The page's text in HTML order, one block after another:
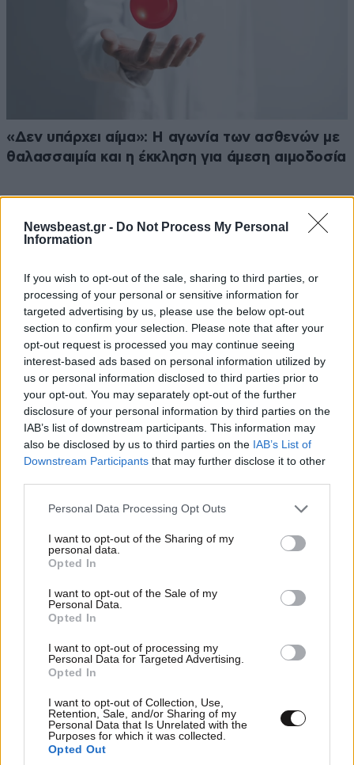
Newsbeast.gr - Do Not Process My Personal
Information
If you wish to opt-out of the sale, sharing to third parties, or
processing of your personal or sensitive information for
targeted advertising by us, please use the below opt-out
section to confirm your selection. Please note that after your
opt-out request is processed you may continue seeing
interest-based ads based on personal information utilized by
us or personal information disclosed to third parties prior to
your opt-out. You may separately opt-out of the further
disclosure of your personal information by third parties on the
IAB’s list of downstream participants. This information may
also be disclosed by us to third parties on the IAB’s List of
Downstream Participants that may further disclose it to other
Please note that this website/app uses one or more Google
not limited to your visit or usage behaviour. You may click to
grant or deny consent to Google and its third-party tags to
use your data for below specified purposes in below Google
consent section.
Personal Data Processing Opt Outs
I want to opt-out of the Sharing of my
personal data.
Opted In
I want to opt-out of the Sale of my
Personal Data.
Opted In
I want to opt-out of processing my
Personal Data for Targeted Advertising.
Opted In
I want to opt-out of Collection, Use,
Retention, Sale, and/or Sharing of my
Personal Data that Is Unrelated with the
Purposes for which it was collected.
Opted Out
«Δεν υπάρχει αίμα»: Η αγωνία των ασθενών με
θαλασσαιμία και η έκκληση για άμεση αιμοδοσία
Ιός Δυτικού Νείλου: Σε συναγερμό οι αρχές
στην Αττική – Νέα κρούσματα σε Άλιμο και
Οι 5 ασκήσεις που πρέπει να κάνετε για μια ζωή